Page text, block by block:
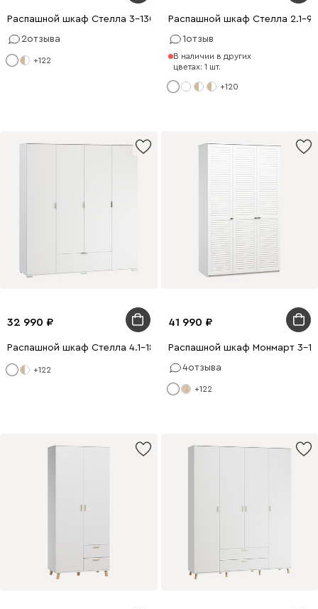
Распашной шкаф Стелла 3-130x200 Белый
2отзыва
+122
Распашной шкаф Стелла 2.1-
1отзыв
В наличии в других
цветах: 1 шт.
+120
32 990
Распашной шкаф Стелла 4.1-180x200 Белый
+122
41 990
Распашной шкаф Монмарт 3-
4отзыва
+122